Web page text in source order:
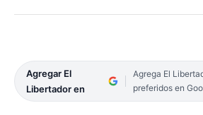
Agregar El
Libertador en
Agrega El
preferidos en